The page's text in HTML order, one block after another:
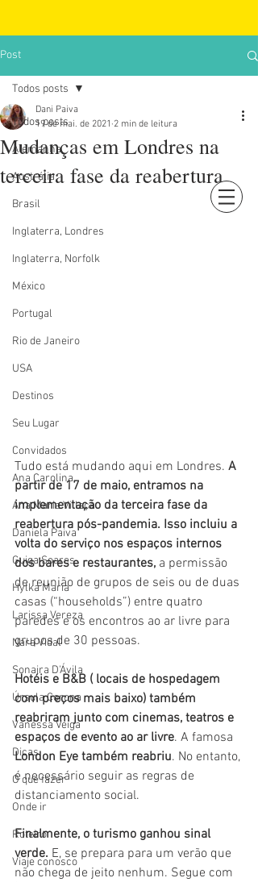
Post
Todos posts
Alemanha
Austrália
Brasil
Inglaterra, Londres
Inglaterra, Norfolk
México
Portugal
Rio de Janeiro
USA
Destinos
Seu Lugar
Convidados
Ana Carolina
Ana Maria Villaça
Daniela Paiva
Guiga Soares
Hylka Maria
Larissa Vereza
Nara Vidal
Sonaira D'Ávila
Úrsula Corona
Vanessa Veiga
Dicas
O que fazer
Onde ir
Roteiro
Viaje conosco
Todos posts
Mudanças em Londres na
terceira fase da reabertura
Dani Paiva
19 de mai. de 2021 2 min de leitura
Tudo está mudando aqui em Londres. A
partir de 17 de maio, entramos na
implementação da terceira fase da
reabertura pós-pandemia. Isso incluiu a
volta do serviço nos espaços internos
dos bares e restaurantes, a permissão
de reunião de grupos de seis ou de duas
casas (“households”) entre quatro
paredes e os encontros ao ar livre para
grupos de 30 pessoas.
Hotéis e B&B ( locais de hospedagem
com preços mais baixo) também
reabriram junto com cinemas, teatros e
espaços de evento ao ar livre. A famosa
London Eye também reabriu. No entanto,
é necessário seguir as regras de
distanciamento social.
Finalmente, o turismo ganhou sinal
verde. E, se prepara para um verão que
não chega de jeito nenhum. Segue com